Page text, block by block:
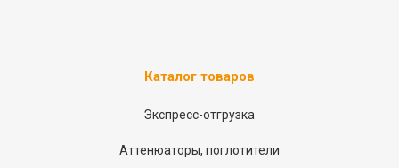
Каталог товаров
Экспресс-отгрузка
Аттенюаторы, поглотители